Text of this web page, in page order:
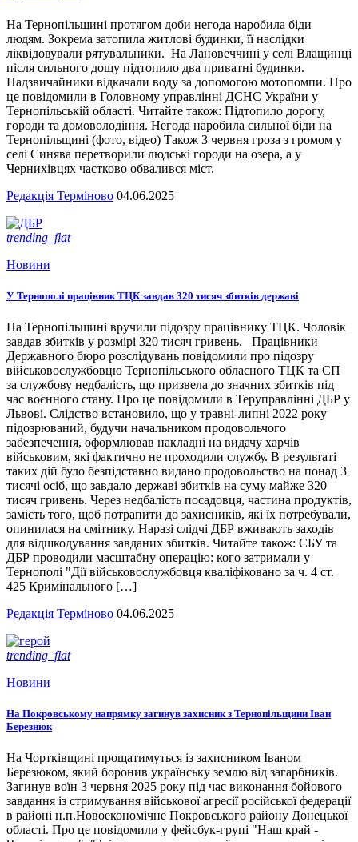
На Тернопільщині протягом доби негода наробила біди
людям. Зокрема затопила житлові будинки, її наслідки
ліквідовували рятувальники. На Лановеччині у селі Влащинці
після сильного дощу підтопило два приватні будинки.
Надзвичайники відкачали воду за допомогою мотопомпи. Про
це повідомили в Головному управлінні ДСНС України у
Тернопільській області. Читайте також: Підтопило дорогу,
городи та домоволодіння. Негода наробила сильної біди на
Тернопільщині (фото, відео) Також 3 червня гроза з громом у
селі Синява перетворили людські городи на озера, а у
Чернихівцях частково обвалився міст.
Редакція Терміново 04.06.2025
trending_flat
Новини
У Тернополі працівник ТЦК завдав 320 тисяч збитків державі
На Тернопільщині вручили підозру працівнику ТЦК. Чоловік
завдав збитків у розмірі 320 тисяч гривень. Працівники
Державного бюро розслідувань повідомили про підозру
військовослужбовцю Тернопільського обласного ТЦК та СП
за службову недбалість, що призвела до значних збитків під
час воєнного стану. Про це повідомили в Теруправлінні ДБР у
Львові. Слідство встановило, що у травні-липні 2022 року
підозрюваний, будучи начальником продовольчого
забезпечення, оформлював накладні на видачу харчів
військовим, які фактично не проходили службу. В результаті
таких дій було безпідставно видано продовольство на понад 3
тисячі осіб, що завдало державі збитків на суму майже 320
тисяч гривень. Через недбалість посадовця, частина продуктів,
замість того, щоб потрапити до захисників, які їх потребували,
опинилася на смітнику. Наразі слідчі ДБР вживають заходів
для відшкодування завданих збитків. Читайте також: СБУ та
ДБР проводили масштабну операцію: кого затримали у
Тернополі "Дії військовослужбовця кваліфіковано за ч. 4 ст.
425 Кримінального […]
Редакція Терміново 04.06.2025
trending_flat
Новини
На Покровському напрямку загинув захисник з Тернопільщини Іван
Березнюк
На Чортківщині прощатимуться із захисником Іваном
Березюком, який боронив українську землю від загарбників.
Загинув воїн 3 червня 2025 року під час виконання бойового
завдання із стримування військової агресії російської федерації
в районі н.п.Новоекономічне Покровського району Донецької
області. Про це повідомили у фейсбук-групі "Наш край -